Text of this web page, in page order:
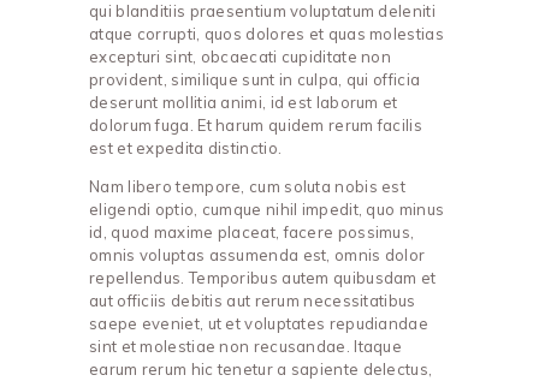
qui blanditiis praesentium voluptatum deleniti
atque corrupti, quos dolores et quas molestias
excepturi sint, obcaecati cupiditate non
provident, similique sunt in culpa, qui officia
deserunt mollitia animi, id est laborum et
dolorum fuga. Et harum quidem rerum facilis
est et expedita distinctio.
Nam libero tempore, cum soluta nobis est
eligendi optio, cumque nihil impedit, quo minus
id, quod maxime placeat, facere possimus,
omnis voluptas assumenda est, omnis dolor
repellendus. Temporibus autem quibusdam et
aut officiis debitis aut rerum necessitatibus
saepe eveniet, ut et voluptates repudiandae
sint et molestiae non recusandae. Itaque
earum rerum hic tenetur a sapiente delectus,